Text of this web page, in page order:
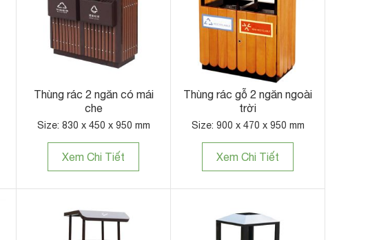
Thùng rác 2 ngăn có mái
che
Size: 830 x 450 x 950 mm
Xem Chi Tiết
Thùng rác gỗ 2 ngăn ngoài
trời
Size: 900 x 470 x 950 mm
Xem Chi Tiết